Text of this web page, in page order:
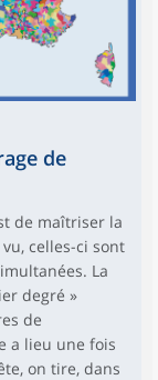
de
de maîtriser la
celles-ci sont
La
degré »
de
a lieu une fois
on tire, dans